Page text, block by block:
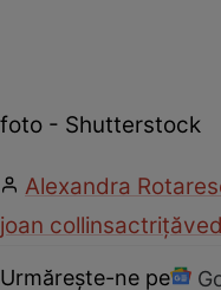
foto - Shutterstock
Alexandra
joan collinsactriță
Urmărește-ne pe